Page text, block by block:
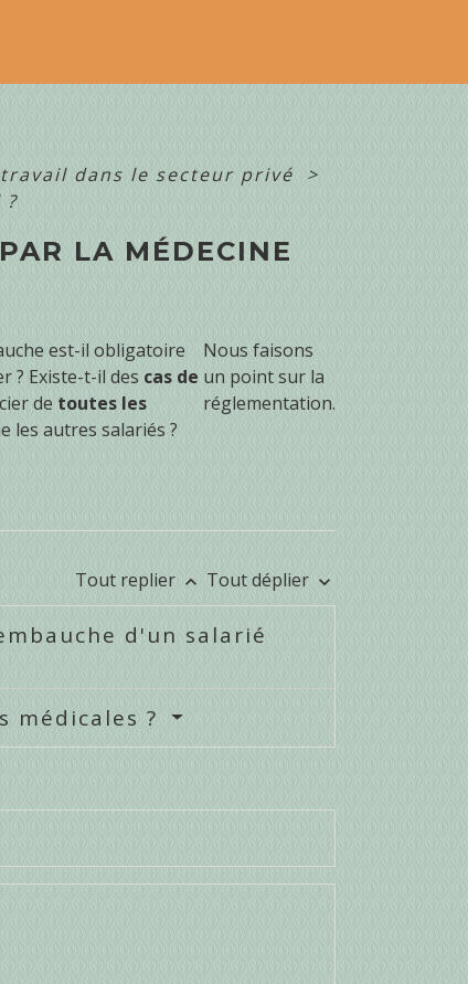
dans le secteur privé
>
?
LA MÉDECINE
est-il obligatoire
? Existe-t-il des cas de
de toutes les
les autres salariés ?
Nous faisons
un point sur la
réglementation.
Tout replier keyboard_arrow_up Tout déplier keyboard_arrow_down
d'un salarié
médicales ?